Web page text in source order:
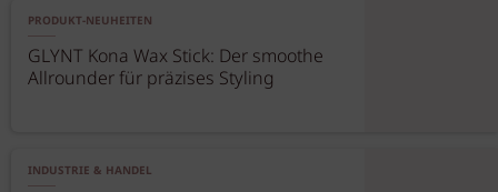
PRODUKT-NEUHEITEN
GLYNT Kona Wax Stick: Der smoothe
Allrounder für präzises Styling
INDUSTRIE & HANDEL